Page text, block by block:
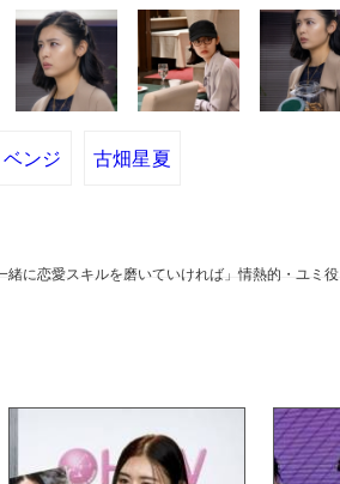
ンジ 古畑星夏
緒に恋愛スキルを磨いていければ」情熱的・ユミ役